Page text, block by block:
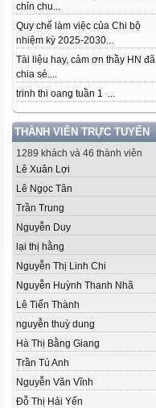
chỉn chu...
Quy chế làm việc của Chi bộ
nhiệm kỳ 2025-2030...
Tài liệu hay, cảm ơn thầy HN đã
chia sẻ....
trinh thi oang tuần 1 ...
THÀNH VIÊN TRỰC TUYẾN
1289 khách và 46 thành viên
Lê Xuân Lợi
Lê Ngọc Tân
Trần Trung
Nguyễn Duy
lại thị hằng
Nguyễn Thị Linh Chi
Nguyễn Huỳnh Thanh Nhã
Lê Tiến Thành
nguyễn thuỳ dung
Hà Thị Bằng Giang
Trần Tú Anh
Nguyễn Văn Vĩnh
Đỗ Thị Hải Yến